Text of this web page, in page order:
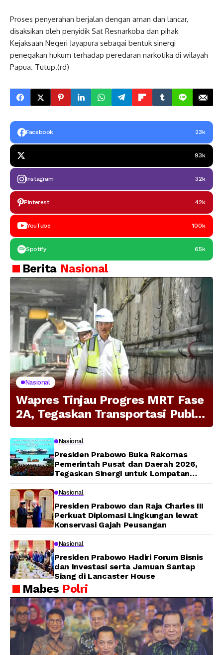
Proses penyerahan berjalan dengan aman dan lancar,
disaksikan oleh penyidik Sat Resnarkoba dan pihak
Kejaksaan Negeri Jayapura sebagai bentuk sinergi
penegakan hukum terhadap peredaran narkotika di wilayah
Papua. Tutup.(rd)
Facebook 23k
93k
Instagram 32k
Pinterest 42k
YouTube 100k
Spotify 65k
Berita Nasional
Nasional
Wapres Tinjau Progres MRT Fase
2A, Tegaskan Transportasi Publik
Modern Jadi Prioritas Nasional
Nasional
Presiden Prabowo Buka Rakornas
Pemerintah Pusat dan Daerah 2026,
Tegaskan Sinergi untuk Lompatan
Nasional
Presiden Prabowo dan Raja Charles III
Perkuat Diplomasi Lingkungan lewat
Konservasi Gajah Peusangan
Nasional
Presiden Prabowo Hadiri Forum Bisnis
dan Investasi serta Jamuan Santap
Siang di Lancaster House
Mabes Polri